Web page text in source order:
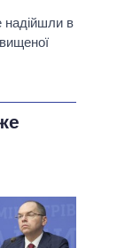
надійшли в